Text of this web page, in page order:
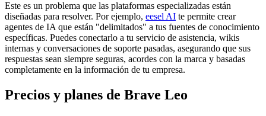
Este es un problema que las plataformas especializadas están
diseñadas para resolver. Por ejemplo, eesel AI te permite crear
agentes de IA que están "delimitados" a tus fuentes de conocimiento
específicas. Puedes conectarlo a tu servicio de asistencia, wikis
internas y conversaciones de soporte pasadas, asegurando que sus
respuestas sean siempre seguras, acordes con la marca y basadas
completamente en la información de tu empresa.
Precios y planes de Brave Leo